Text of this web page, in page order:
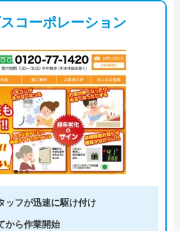
コーポレーション
ッフが迅速に駆け付け
から作業開始